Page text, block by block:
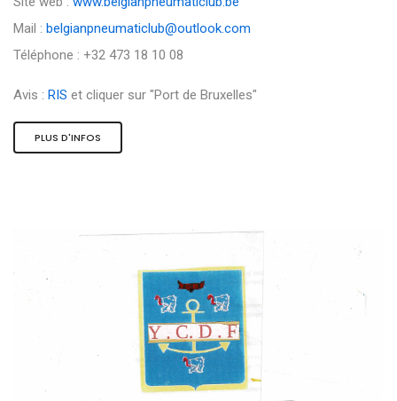
Mail : belgianpneumaticlub@outlook.com
Téléphone : +32 473 18 10 08
Avis : RIS et cliquer sur "Port de Bruxelles"
PLUS D'INFOS